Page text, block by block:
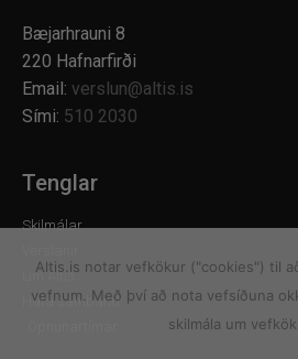
Bæjarhrauni 8
220 Hafnarfirði
Email: verslun@altis.is
Sími: 510 2030
Tenglar
Skilmálar
Um Altis
Hafa samband
Altis.is notar vefkökur ("cookies") til
vefnum. Með því að nota vefsíðuna
skilmála um